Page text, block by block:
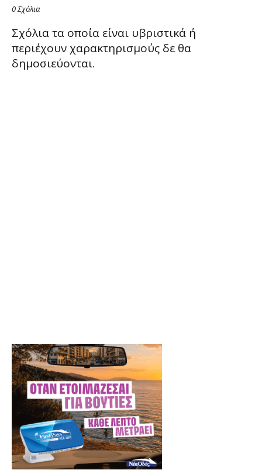
0 Σχόλια
Σχόλια τα οποία είναι υβριστικά ή
περιέχουν χαρακτηρισμούς δε θα
δημοσιεύονται.